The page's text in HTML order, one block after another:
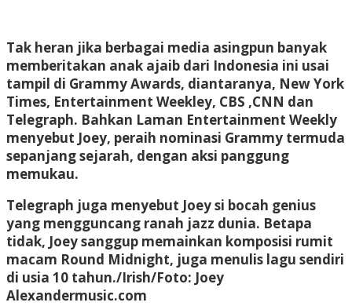
Tak heran jika berbagai media asingpun banyak
memberitakan anak ajaib dari Indonesia ini usai
tampil di Grammy Awards, diantaranya, New York
Times, Entertainment Weekley, CBS ,CNN dan
Telegraph. Bahkan Laman Entertainment Weekly
menyebut Joey, peraih nominasi Grammy termuda
sepanjang sejarah, dengan aksi panggung
memukau.
Telegraph juga menyebut Joey si bocah genius
yang mengguncang ranah jazz dunia. Betapa
tidak, Joey sanggup memainkan komposisi rumit
macam Round Midnight, juga menulis lagu sendiri
di usia 10 tahun./Irish/Foto: Joey
Alexandermusic.com